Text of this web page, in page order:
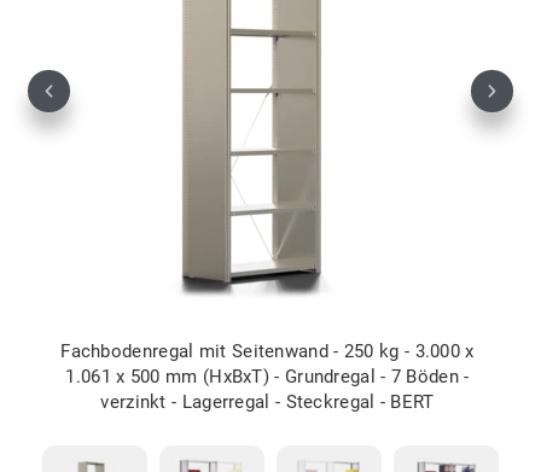
Fachbodenregal mit Seitenwand - 250 kg - 3.000 x
1.061 x 500 mm (HxBxT) - Grundregal - 7 Böden -
verzinkt - Lagerregal - Steckregal - BERT
Previous Next